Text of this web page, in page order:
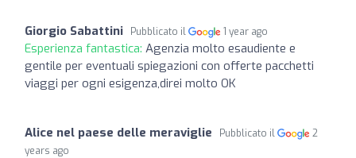
Giorgio Sabattini Pubblicato il 1 year ago
Esperienza fantastica: Agenzia molto esaudiente e
gentile per eventuali spiegazioni con offerte pacchetti
viaggi per ogni esigenza,direi molto OK
Alice nel paese delle meraviglie Pubblicato il
2
years ago